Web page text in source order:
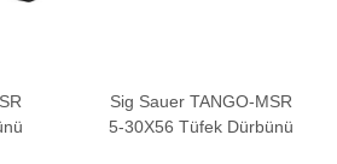
Sig Sauer TANGO-MSR
5-30X56 Tüfek Dürbünü